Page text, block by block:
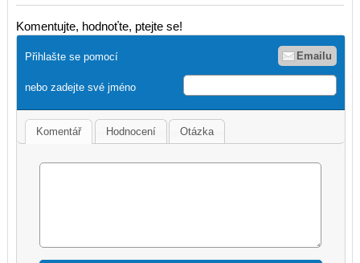
Komentujte, hodnoťte, ptejte se!
Přihlašte se pomocí Emailu
nebo zadejte své jméno
Komentář Hodnocení Otázka